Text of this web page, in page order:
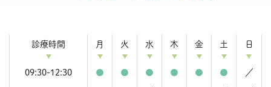
診療時間 月 火 水 木 金 土 日
09:30-12:30 ● ● ● ● ● ● ／